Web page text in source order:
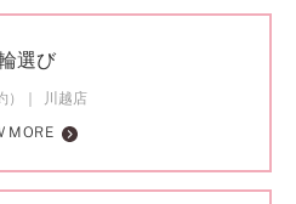
選び
川越店
MORE